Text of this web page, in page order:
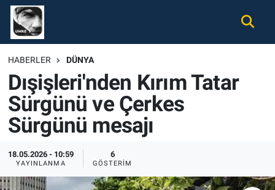
HABERLER DÜNYA
Dışişleri'nden Kırım Tatar
Sürgünü ve Çerkes
Sürgünü mesajı
18.05.2026 - 10:59
YAYINLANMA
6
GÖSTERIM
Gündem
Ekonomi
Spor
Magazin
Tüm Haberler
Nöbetçi Eczaneler
Hava Durumu
Namaz Vakitleri
Trafik Durumu
Süper Lig Puan Durumu ve Fikstür